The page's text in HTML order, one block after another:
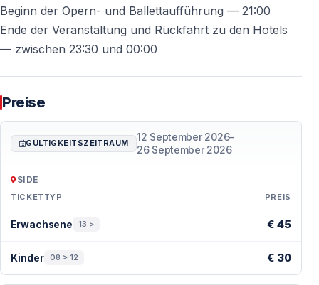
Festivals Association.
Zudem ist das Internationale Aspendos Opern- und
Ballettfestival das erste und einzige Festival, das mit
Als echtes Treffen der Kulturen hat das Festival über
viele Jahre hinweg Künstler aus der Türkei und aus
aller Welt empfangen und Meisterwerke der Oper und
des Balletts in einzigartiger Kulisse präsentiert.
Weltklassiker in antiker Atmosphäre
Opern- und Ballettklassiker unter freiem Himmel,
umgeben von jahrtausendealten Steinmauern und
Beginn der Opern- und Ballettaufführung — 21:00
Ende der Veranstaltung und Rückfahrt zu den Hotels
— zwischen 23:30 und 00:00
Preise
GÜLTIGKEITSZEITRAUM
12 September 2026–
26 September 2026
SIDE
TICKETTYP PREIS
Erwachsene 13 > € 45
Kinder 08 > 12 € 30